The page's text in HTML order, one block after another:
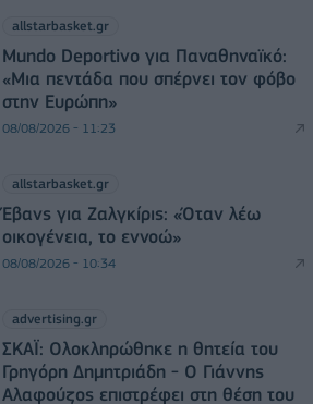
allstarbasket.gr
Mundo Deportivo για Παναθηναϊκό:
«Μια πεντάδα που σπέρνει τον φόβο
στην Ευρώπη»
08/08/2026 - 11:23
allstarbasket.gr
Έβανς για Ζαλγκίρις: «Όταν λέω
οικογένεια, το εννοώ»
08/08/2026 - 10:34
advertising.gr
ΣΚΑΪ: Ολοκληρώθηκε η θητεία του
Γρηγόρη Δημητριάδη - Ο Γιάννης
Αλαφούζος επιστρέφει στη θέση του